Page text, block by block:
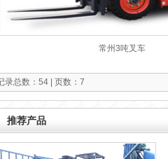
常州3吨叉车
录总数：54 | 页数：7
推荐产品